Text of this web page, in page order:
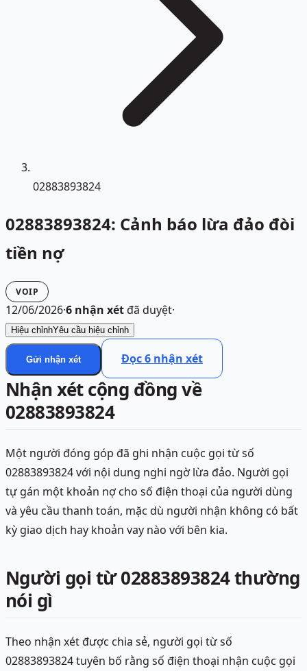
02883893824
02883893824: Cảnh báo lừa đảo đòi
tiền nợ
VOIP
12/06/2026·6 nhận xétđã duyệt·
Hiệu chỉnhYêu cầu hiệu chỉnh
Gửi nhận xét Đọc6 nhận xét
Nhận xét cộng đồng về
02883893824
Một người đóng góp đã ghi nhận cuộc gọi từ số
02883893824 với nội dung nghi ngờ lừa đảo. Người gọi
tự gán một khoản nợ cho số điện thoại của người dùng
và yêu cầu thanh toán, mặc dù người nhận không có bất
kỳ giao dịch hay khoản vay nào với bên kia.
Người gọi từ 02883893824 thường
nói gì
Theo nhận xét được chia sẻ, người gọi từ số
02883893824 tuyên bố rằng số điện thoại nhận cuộc gọi